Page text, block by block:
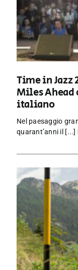
Time in Jazz
Miles
italiano
Nel paesaggio
quarant’anni il [...]